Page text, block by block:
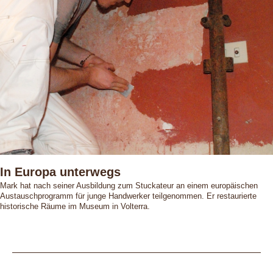
In Europa unterwegs
Mark hat nach seiner Ausbildung zum Stuckateur an einem europäischen
Austauschprogramm für junge Handwerker teilgenommen. Er restaurierte
historische Räume im Museum in Volterra.